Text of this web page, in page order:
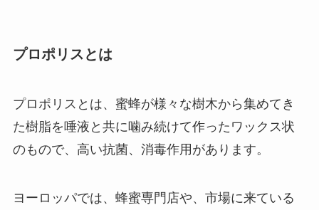
プロポリスとは
プロポリスとは、蜜蜂が様々な樹木から集めてき
た樹脂を唾液と共に噛み続けて作ったワックス状
のもので、高い抗菌、消毒作用があります。
ヨーロッパでは、蜂蜜専門店や、市場に来ている